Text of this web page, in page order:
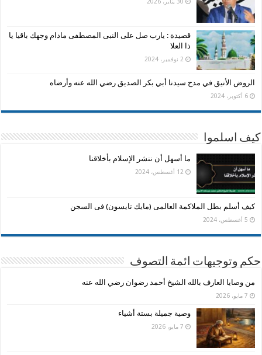
قصيدة : يارب صل على النبى المصطفى مادام وجهك باقيا يا
ذا العلا
2 نوفمبر، 2024
الروض الأنيق في مدح سيدنا أبي بكر الصديق رضي الله عنه وأرضاه
6 أكتوبر، 2024
كيف اسلموا
ما أسهل أن ننشر الإسلام بأخلاقنا
12 أغسطس، 2024
كيف أسلم بطل الملاكمة العالمى (مايك تايسون) فى السجن
5 أغسطس، 2024
حكم وتوجيهات ائمة التصوف
من وصايا العارف بالله الشيخ أحمد رضوان رضي الله عنه
7 مايو، 2026
وصية جميلة بستة أشياء
7 مايو، 2026